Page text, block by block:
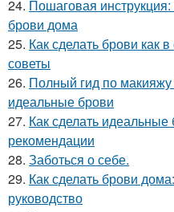
24. Пошаговая
брови дома
25. Как сделать брови как
советы
26. Полный гид по макияжу
идеальные брови
27. Как сделать
рекомендации
28. Заботься о себе.
29. Как сделать брови
руководство